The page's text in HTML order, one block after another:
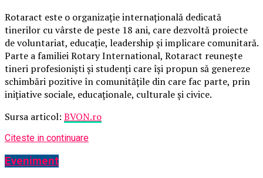
Rotaract este o organizație internațională dedicată
tinerilor cu vârste de peste 18 ani, care dezvoltă proiecte
de voluntariat, educație, leadership și implicare comunitară.
Parte a familiei Rotary International, Rotaract reunește
tineri profesioniști și studenți care își propun să genereze
schimbări pozitive în comunitățile din care fac parte, prin
inițiative sociale, educaționale, culturale și civice.
Sursa articol: BVON.ro
Citeste in continuare
Eveniment